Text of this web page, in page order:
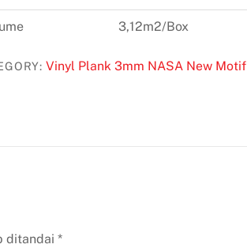
3,12m2/Box
Vinyl Plank 3mm NASA New Motif
ditandai *